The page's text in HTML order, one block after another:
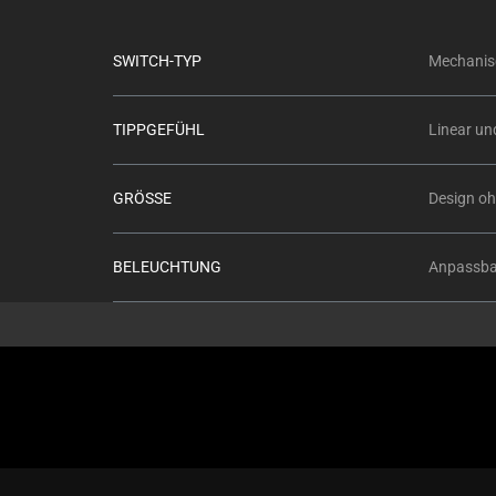
SWITCH-TYP
TIPPGEFÜHL Linear
GRÖSSE Design
BELEUCHTUNG